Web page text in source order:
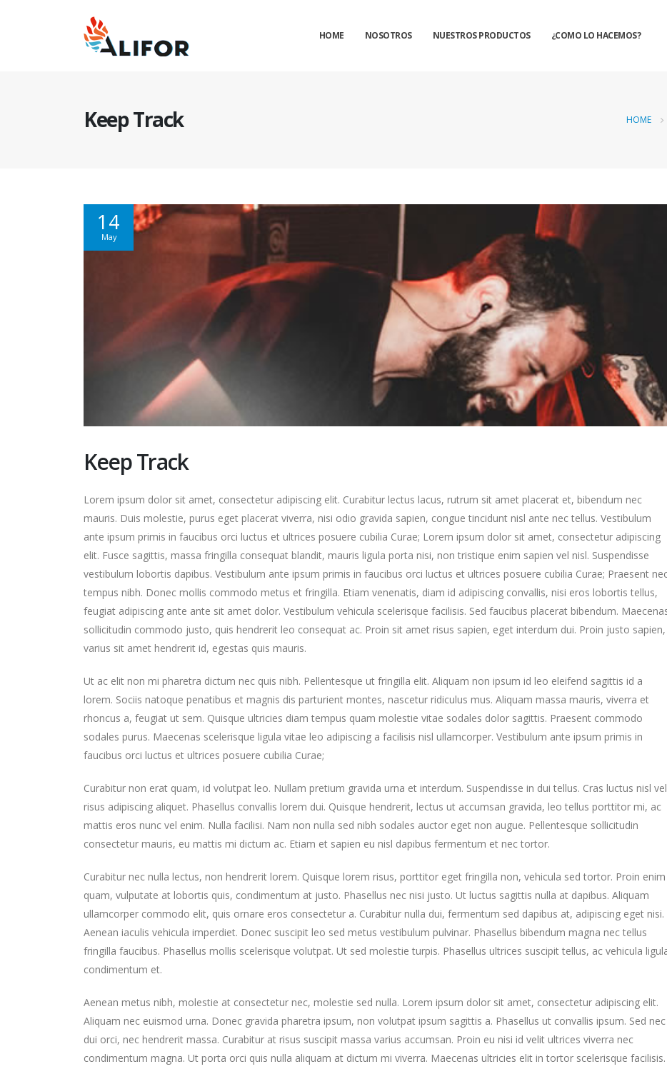
HOME NOSOTROS NUESTROS PRODUCTOS ¿COMO LO HACEMOS?
Keep Track HOME
14
May
Keep Track
Lorem ipsum dolor sit amet, consectetur adipiscing elit. Curabitur lectus lacus, rutrum sit amet placerat et, bibendum nec
mauris. Duis molestie, purus eget placerat viverra, nisi odio gravida sapien, congue tincidunt nisl ante nec tellus. Vestibulum
ante ipsum primis in faucibus orci luctus et ultrices posuere cubilia Curae; Lorem ipsum dolor sit amet, consectetur adipiscing
elit. Fusce sagittis, massa fringilla consequat blandit, mauris ligula porta nisi, non tristique enim sapien vel nisl. Suspendisse
vestibulum lobortis dapibus. Vestibulum ante ipsum primis in faucibus orci luctus et ultrices posuere cubilia Curae; Praesent
tempus nibh. Donec mollis commodo metus et fringilla. Etiam venenatis, diam id adipiscing convallis, nisi eros lobortis tellus,
feugiat adipiscing ante ante sit amet dolor. Vestibulum vehicula scelerisque facilisis. Sed faucibus placerat bibendum.
sollicitudin commodo justo, quis hendrerit leo consequat ac. Proin sit amet risus sapien, eget interdum dui. Proin justo sapien,
varius sit amet hendrerit id, egestas quis mauris.
Ut ac elit non mi pharetra dictum nec quis nibh. Pellentesque ut fringilla elit. Aliquam non ipsum id leo eleifend sagittis id a
lorem. Sociis natoque penatibus et magnis dis parturient montes, nascetur ridiculus mus. Aliquam massa mauris, viverra et
rhoncus a, feugiat ut sem. Quisque ultricies diam tempus quam molestie vitae sodales dolor sagittis. Praesent commodo
sodales purus. Maecenas scelerisque ligula vitae leo adipiscing a facilisis nisl ullamcorper. Vestibulum ante ipsum primis in
faucibus orci luctus et ultrices posuere cubilia Curae;
Curabitur non erat quam, id volutpat leo. Nullam pretium gravida urna et interdum. Suspendisse in dui tellus. Cras luctus nisl vel
risus adipiscing aliquet. Phasellus convallis lorem dui. Quisque hendrerit, lectus ut accumsan gravida, leo tellus porttitor mi, ac
mattis eros nunc vel enim. Nulla facilisi. Nam non nulla sed nibh sodales auctor eget non augue. Pellentesque sollicitudin
consectetur mauris, eu mattis mi dictum ac. Etiam et sapien eu nisl dapibus fermentum et nec tortor.
Curabitur nec nulla lectus, non hendrerit lorem. Quisque lorem risus, porttitor eget fringilla non, vehicula sed tortor. Proin enim
quam, vulputate at lobortis quis, condimentum at justo. Phasellus nec nisi justo. Ut luctus sagittis nulla at dapibus. Aliquam
ullamcorper commodo elit, quis ornare eros consectetur a. Curabitur nulla dui, fermentum sed dapibus at, adipiscing eget nisi.
Aenean iaculis vehicula imperdiet. Donec suscipit leo sed metus vestibulum pulvinar. Phasellus bibendum magna nec tellus
fringilla faucibus. Phasellus mollis scelerisque volutpat. Ut sed molestie turpis. Phasellus ultrices suscipit tellus, ac vehicula
condimentum et.
Aenean metus nibh, molestie at consectetur nec, molestie sed nulla. Lorem ipsum dolor sit amet, consectetur adipiscing elit.
Aliquam nec euismod urna. Donec gravida pharetra ipsum, non volutpat ipsum sagittis a. Phasellus ut convallis ipsum. Sed nec
dui orci, nec hendrerit massa. Curabitur at risus suscipit massa varius accumsan. Proin eu nisi id velit ultrices viverra nec
condimentum magna. Ut porta orci quis nulla aliquam at dictum mi viverra. Maecenas ultricies elit in tortor scelerisque facilisis.